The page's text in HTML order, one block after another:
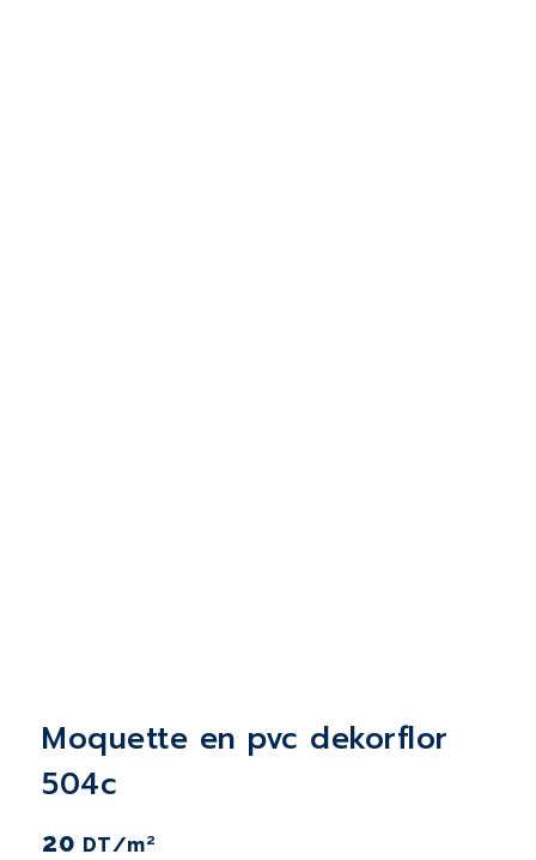
moquette en pvc dekorflor
504c
20 DT/m²